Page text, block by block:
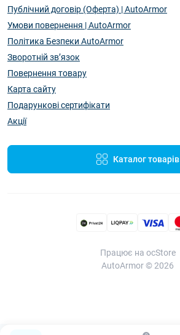
Публічний договір (Оферта) | AutoArmor
Умови повернення | AutoArmor
Політика Безпеки AutoArmor
Зворотній зв’язок
Повернення товару
Карта сайту
Подарункові сертифікати
Акції
Каталог товарів
Працює на ocStore
AutoArmor © 2026